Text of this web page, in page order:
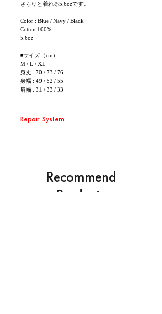
さらりと着れる5.6ozです。
Color : Blue / Navy / Black
Cotton 100%
5.6oz
◾サイズ（cm）
M / L / XL
身丈 : 70 / 73 / 76
身幅 : 49 / 52 / 55
肩幅 : 31 / 33 / 33
Repair System
※ 送料はお客様負担となります。また修繕した
Recommend
Products